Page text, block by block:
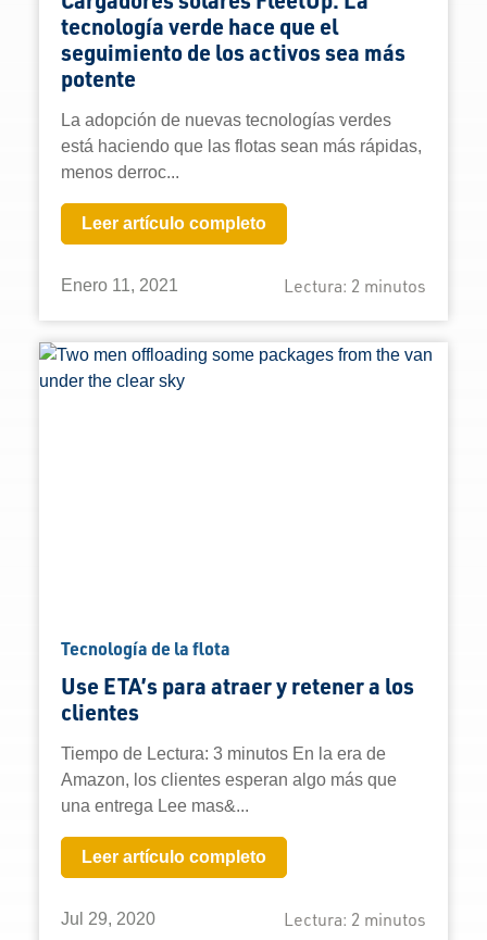
tecnología verde hace que el
seguimiento de los activos sea más
potente
La adopción de nuevas tecnologías verdes
está haciendo que las flotas sean más rápidas,
menos derroc...
Leer artículo completo
Enero 11, 2021 Lectura: 2 minutos
Tecnología de la flota
Use ETA’s para atraer y retener a los
clientes
Tiempo de Lectura: 3 minutos En la era de
Amazon, los clientes esperan algo más que
una entrega Lee mas&...
Leer artículo completo
Jul 29, 2020 Lectura: 2 minutos